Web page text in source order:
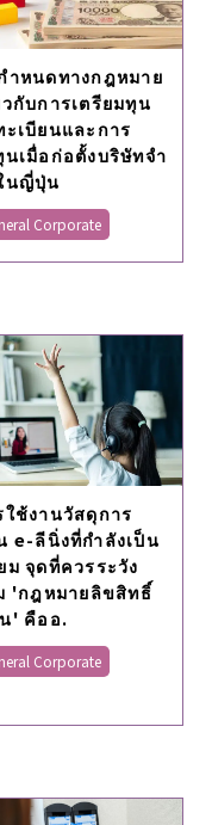
าหนดทางกฎหมาย
วกับการเตรียมทุน
ะเบียนและการ
นเมื่อก่อตั้งบริษัทจํา
นญี่ปุ่น
Corporate
ใช้งานวัสดุการ
e-ลีนิ่งที่กำลังเป็น
ม จุดที่ควรระวัง
'กฎหมายลิขสิทธิ์
' คืออ.
Corporate